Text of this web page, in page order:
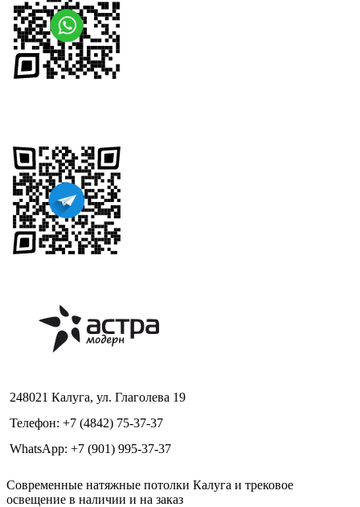
248021 Калуга, ул. Глаголева 19
Телефон: +7 (4842) 75-37-37
WhatsApp: +7 (901) 995-37-37
Современные натяжные потолки Калуга и трековое
освещение в наличии и на заказ